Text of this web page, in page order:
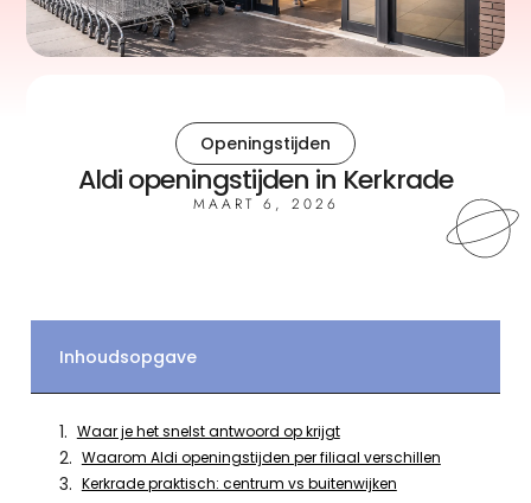
Openingstijden
Aldi openingstijden in Kerkrade
MAART 6, 2026
Inhoudsopgave
Waar je het snelst antwoord op krijgt
Waarom Aldi openingstijden per filiaal verschillen
Kerkrade praktisch: centrum vs buitenwijken